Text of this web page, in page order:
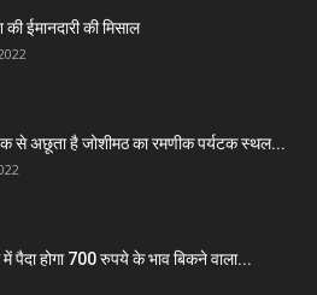
की ईमानदारी की मिसाल
अछूता है जोशीमठ का रमणीक पर्यटक स्थल...
पैदा होगा 700 रुपये के भाव बिकने वाला...